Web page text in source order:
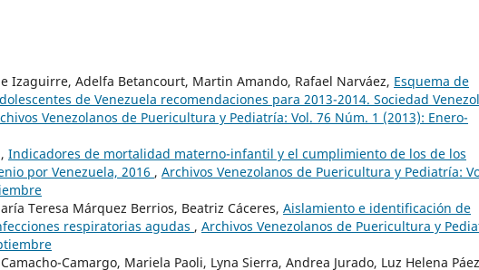
Izaguirre, Adelfa Betancourt, Martin Amando, Rafael Narváez, Esquema de
de Venezuela recomendaciones para 2013-2014. Sociedad
Venezolanos de Puericultura y Pediatría: Vol. 76 Núm. 1 (2013): Enero-
Indicadores de mortalidad materno-infantil y el cumplimiento de los de los
por Venezuela, 2016 , Archivos Venezolanos de Puericultura y Pediatría:
Teresa Márquez Berrios, Beatriz Cáceres, Aislamiento e identificación de
respiratorias agudas , Archivos Venezolanos de Puericultura y
Camargo, Mariela Paoli, Lyna Sierra, Andrea Jurado, Luz Helena